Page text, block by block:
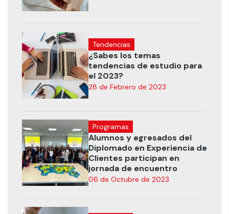
Tendencias
¿Sabes los temas
tendencias de estudio para
el 2023?
28 de Febrero de 2023
Programas
Alumnos y egresados del
Diplomado en Experiencia de
Clientes participan en
jornada de encuentro
06 de Octubre de 2023